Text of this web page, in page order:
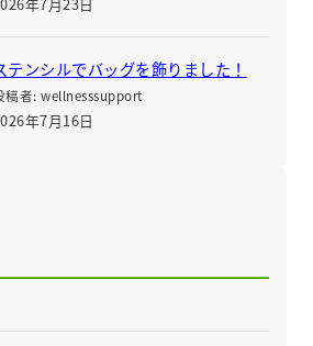
テンシルでバッグを飾りました！
稿者: wellnesssupport
年7月16日